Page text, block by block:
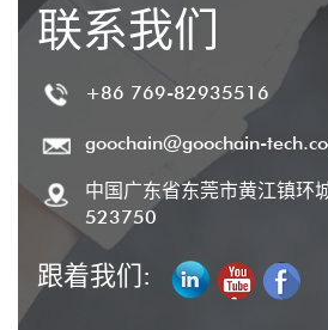
联系我们
+86 769-82935516
goochain@goochain-
中国广东省东莞市黄江镇环
523750
跟着我们: